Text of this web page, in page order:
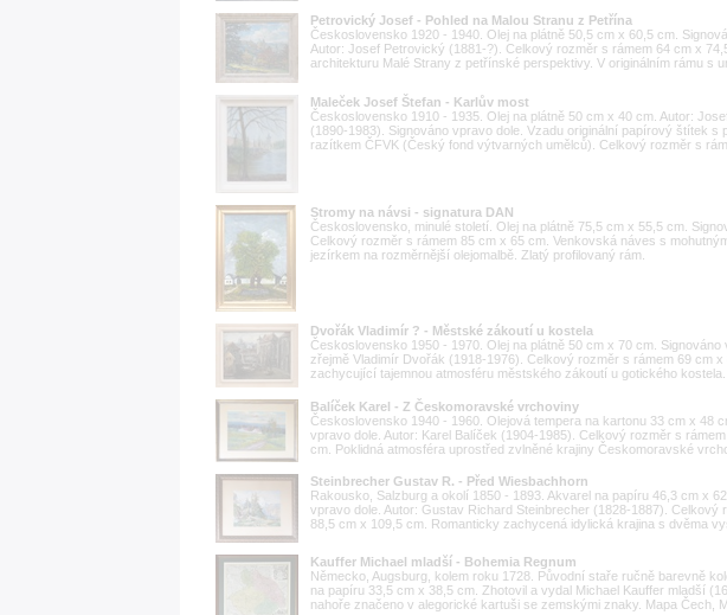
Petrovický Josef - Pohled na Malou Stranu z Petřína
Československo 1920 - 1940. Olej na plátně 50,5 cm x 60,5 cm.
Autor: Josef Petrovický (1881-?). Celkový rozměr s rámem 64 cm x
architekturu Malé Strany z petřínské perspektivy. V originálním rámu s
Maleček Josef Štefan - Karlův most
Československo 1910 - 1935. Olej na plátně 50 cm x 40 cm. Autor:
(1890-1983). Signováno vpravo dole. Vzadu originální papírový štítek s
razítkem ČFVK (Český fond výtvarných umělců). Celkový rozměr s
Stromy na návsi - signatura DAN
Československo, minulé století. Olej na plátně 75,5 cm x 55,5 cm.
Celkový rozměr s rámem 85 cm x 65 cm. Venkovská náves s
jezírkem na rozměrnější olejomalbě. Zlatý profilovaný rám.
Dvořák Vladimír ? - Městské zákoutí u kostela
Československo 1950 - 1970. Olej na plátně 50 cm x 70 cm. Signováno
zřejmě Vladimír Dvořák (1918-1976). Celkový rozměr s rámem 69 cm x
zachycující tajemnou atmosféru městského zákoutí u gotického kostela.
Balíček Karel - Z Českomoravské vrchoviny
Československo 1940 - 1960. Olejová tempera na kartonu 33 cm x 48
vpravo dole. Autor: Karel Balíček (1904-1985). Celkový rozměr s
cm. Poklidná atmosféra uprostřed zvlněné krajiny Českomoravské
Steinbrecher Gustav R. - Před Wiesbachhorn
Rakousko, Salzburg a okolí 1850 - 1893. Akvarel na papíru 46,3 cm x
vpravo dole. Autor: Gustav Richard Steinbrecher (1828-1887). Celkový
88,5 cm x 109,5 cm. Romanticky zachycená idylická krajina s dvěma
Kauffer Michael mladší - Bohemia Regnum
Německo, Augsburg, kolem roku 1728. Původní staře ručně barevně
na papíru 33,5 cm x 38,5 cm. Zhotovil a vydal Michael Kauffer mladší
nahoře značeno v alegorické kartuši se zemskými znaky. Mapa Čech,